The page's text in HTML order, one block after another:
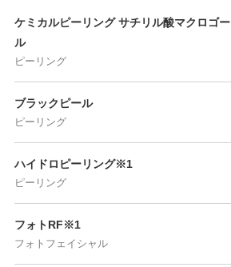
ケミカルピーリング サチリル酸マクロゴー
ル
ピーリング
ブラックピール
ピーリング
ハイドロピーリング※1
ピーリング
フォトRF※1
フォトフェイシャル